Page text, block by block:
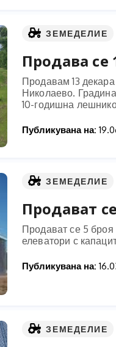
ЗЕМЕДЕЛИЕ
Продава
Продавам 13
Николаево.
10-годишна
Публикувана на:
ЗЕМЕДЕЛИЕ
Продават
Продават се 5
елеватори с
Публикувана на:
ЗЕМЕДЕЛИЕ